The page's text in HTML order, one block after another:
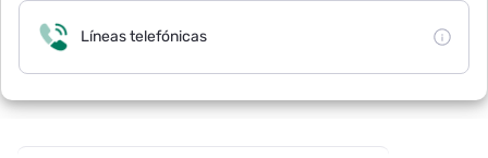
Líneas telefónicas